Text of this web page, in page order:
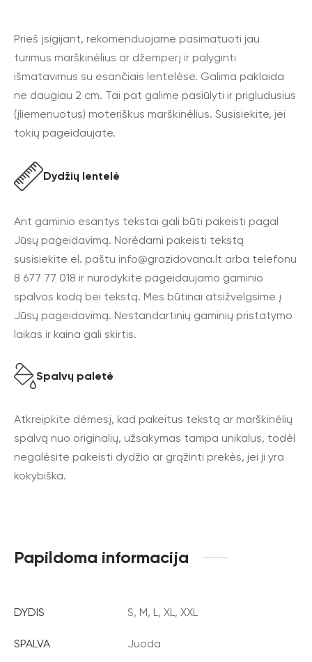
Prieš įsigijant, rekomenduojame pasimatuoti jau
turimus marškinėlius ar džemperį ir palyginti
išmatavimus su esančiais lentelėse. Galima paklaida
ne daugiau 2 cm. Tai pat galime pasiūlyti ir prigludusius
(įliemenuotus) moteriškus marškinėlius. Susisiekite, jei
tokių pageidaujate.
Dydžių lentelė
Ant gaminio esantys tekstai gali būti pakeisti pagal
Jūsų pageidavimą. Norėdami pakeisti tekstą
susisiekite el. paštu info@grazidovana.lt arba telefonu
8 677 77 018 ir nurodykite pageidaujamo gaminio
spalvos kodą bei tekstą. Mes būtinai atsižvelgsime į
Jūsų pageidavimą. Nestandartinių gaminių pristatymo
laikas ir kaina gali skirtis.
Spalvų paletė
Atkreipkite dėmesį, kad pakeitus tekstą ar marškinėlių
spalvą nuo originalių, užsakymas tampa unikalus, todėl
negalėsite pakeisti dydžio ar grąžinti prekės, jei ji yra
kokybiška.
Papildoma informacija
DYDIS S, M, L, XL, XXL
SPALVA Juoda